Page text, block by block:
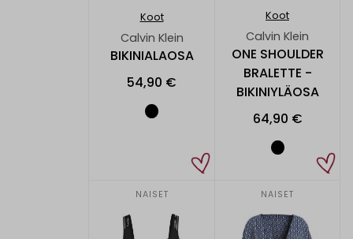
Koot
Calvin Klein
BIKINIALAOSA
54,90 €
Koot
Calvin Klein
ONE SHOULDER
BRALETTE -
BIKINIYLÄOSA
64,90 €
NAISET NAISET